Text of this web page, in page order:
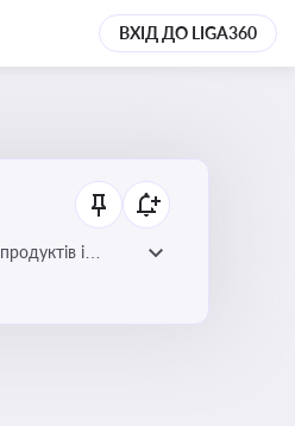
ВХІД ДО LIGA360
і